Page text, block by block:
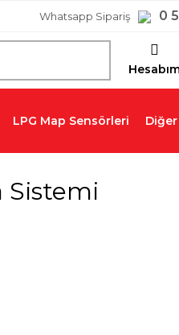
Whatsapp Sipariş 0
LPG Map Sensörleri
Sistemi